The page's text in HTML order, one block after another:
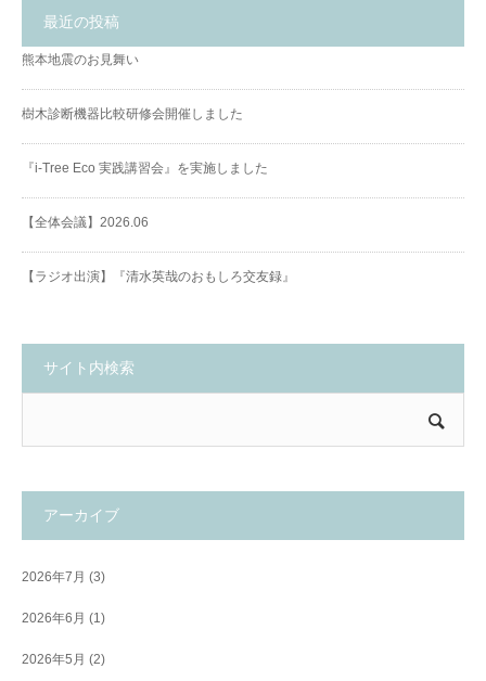
最近の投稿
熊本地震のお見舞い
樹木診断機器比較研修会開催しました
『i-Tree Eco 実践講習会』を実施しました
【全体会議】2026.06
【ラジオ出演】『清水英哉のおもしろ交友録』
サイト内検索
アーカイブ
2026年7月 (3)
2026年6月 (1)
2026年5月 (2)